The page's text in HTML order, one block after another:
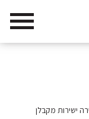
ישירות מקבלן